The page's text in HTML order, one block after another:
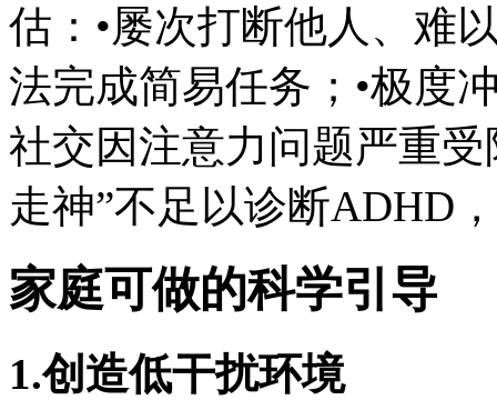
估：•屡次打断他人、难
法完成简易任务；•极度
社交因注意力问题严重
走神”不足以诊断ADHD
家庭可做的科学引导
1.创造低干扰环境